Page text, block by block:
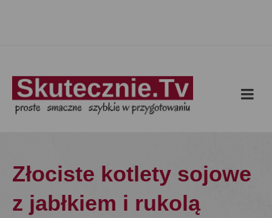
Złociste kotlety sojowe
z jabłkiem i rukolą